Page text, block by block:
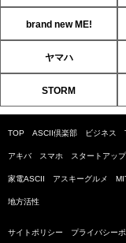
brand new ME!
ヤマハ
STORM
TOP ASCII倶楽部 ビジネス
アキバ スマホ スタートアップ
家電ASCII アスキーグルメ
地方活性
サイトポリシー プライバシー